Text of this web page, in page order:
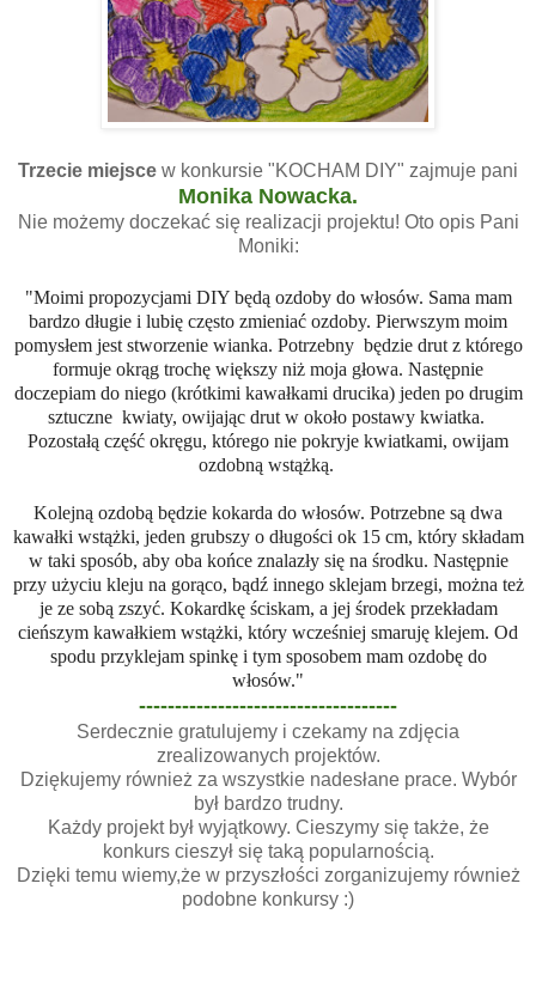
Trzecie miejsce w konkursie "KOCHAM DIY" zajmuje pani
Monika Nowacka.
Nie możemy doczekać się realizacji projektu! Oto opis Pani
Moniki:
"Moimi propozycjami DIY będą ozdoby do włosów. Sama mam
bardzo długie i lubię często zmieniać ozdoby. Pierwszym moim
pomysłem jest stworzenie wianka. Potrzebny będzie drut z którego
formuje okrąg trochę większy niż moja głowa. Następnie
doczepiam do niego (krótkimi kawałkami drucika) jeden po drugim
sztuczne kwiaty, owijając drut w około postawy kwiatka.
Pozostałą część okręgu, którego nie pokryje kwiatkami, owijam
ozdobną wstążką.
Kolejną ozdobą będzie kokarda do włosów. Potrzebne są dwa
kawałki wstążki, jeden grubszy o długości ok 15 cm, który składam
w taki sposób, aby oba końce znalazły się na środku. Następnie
przy użyciu kleju na gorąco, bądź innego sklejam brzegi, można też
je ze sobą zszyć. Kokardkę ściskam, a jej środek przekładam
cieńszym kawałkiem wstążki, który wcześniej smaruję klejem. Od
spodu przyklejam spinkę i tym sposobem mam ozdobę do
włosów."
------------------------------------
Serdecznie gratulujemy i czekamy na zdjęcia
zrealizowanych projektów.
Dziękujemy również za wszystkie nadesłane prace. Wybór
był bardzo trudny.
Każdy projekt był wyjątkowy. Cieszymy się także, że
konkurs cieszył się taką popularnością.
Dzięki temu wiemy,że w przyszłości zorganizujemy również
podobne konkursy :)